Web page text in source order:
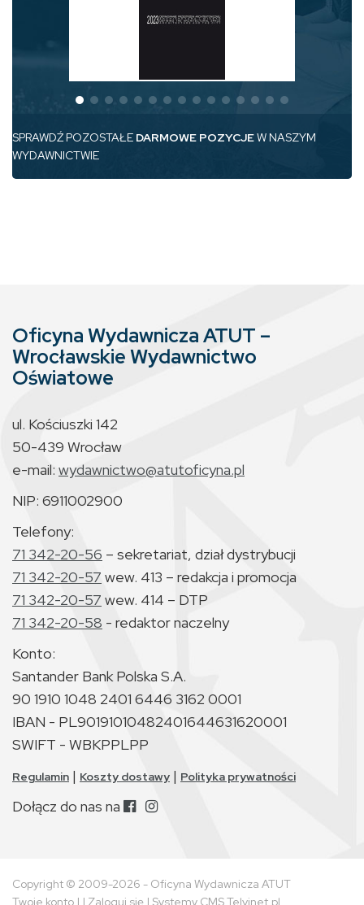
SPRAWDŹ POZOSTAŁE DARMOWE POZYCJEW NASZYM
WYDAWNICTWIE
Oficyna Wydawnicza ATUT –
Wrocławskie Wydawnictwo
Oświatowe
ul. Kościuszki 142
50-439 Wrocław
e-mail: wydawnictwo@atutoficyna.pl
NIP: 6911002900
Telefony:
71 342-20-56 – sekretariat, dział dystrybucji
71 342-20-57 wew. 413 – redakcja i promocja
71 342-20-57 wew. 414 – DTP
71 342-20-58 - redaktor naczelny
Konto:
Santander Bank Polska S.A.
90 1910 1048 2401 6446 3162 0001
IBAN - PL90191010482401644631620001
SWIFT - WBKPPLPP
Regulamin | Koszty dostawy | Polityka prywatności
Dołącz do nas na
Copyright © 2009-2026 - Oficyna Wydawnicza ATUT
Twoje konto | | Zaloguj się | Systemy CMS Telvinet.pl